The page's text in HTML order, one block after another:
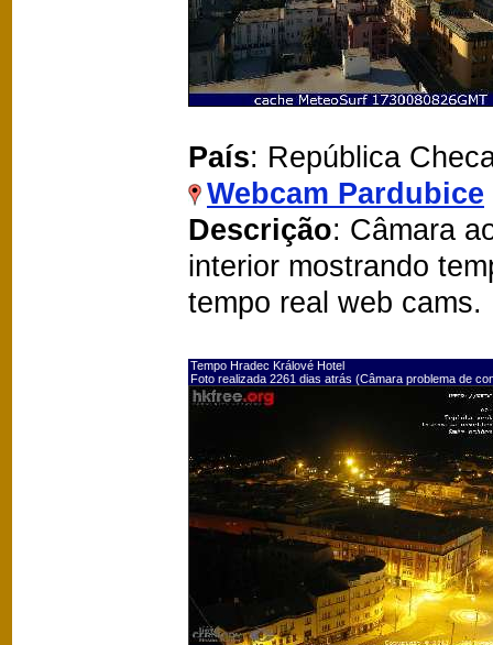
País: República
Webcam Pardubice
Descrição: Câmara
interior mostrando
tempo real web cams.
Tempo Hradec Králové Hotel
Foto realizada 2261 dias atrás (Câmara problema de